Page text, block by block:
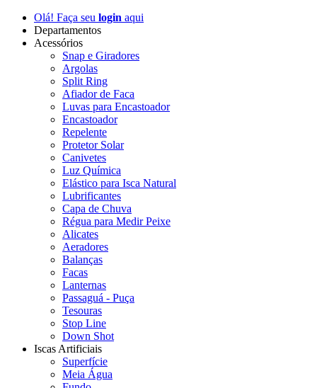
Olá! Faça seu login aqui
Departamentos
Acessórios
Snap e Giradores
Argolas
Split Ring
Afiador de Faca
Luvas para Encastoador
Encastoador
Repelente
Protetor Solar
Canivetes
Luz Química
Elástico para Isca Natural
Lubrificantes
Capa de Chuva
Régua para Medir Peixe
Alicates
Aeradores
Balanças
Facas
Lanternas
Passaguá - Puça
Tesouras
Stop Line
Down Shot
Iscas Artificiais
Superfície
Meia Água